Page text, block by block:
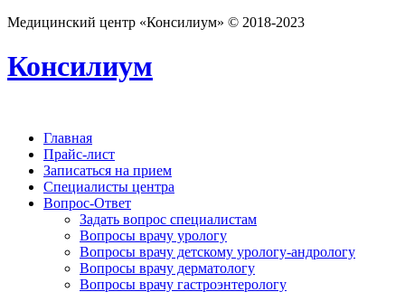
Медицинский центр «Консилиум» © 2018-2023
Консилиум
Главная
Прайс-лист
Записаться на прием
Специалисты центра
Вопрос-Ответ
Задать вопрос специалистам
Вопросы врачу урологу
Вопросы врачу детскому урологу-андрологу
Вопросы врачу дерматологу
Вопросы врачу гастроэнтерологу